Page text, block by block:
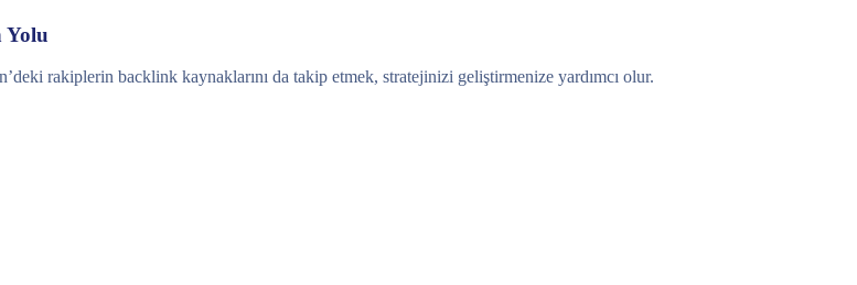
Yolu
rakiplerin backlink kaynaklarını da takip etmek, stratejinizi geliştirmenize yardımcı olur.